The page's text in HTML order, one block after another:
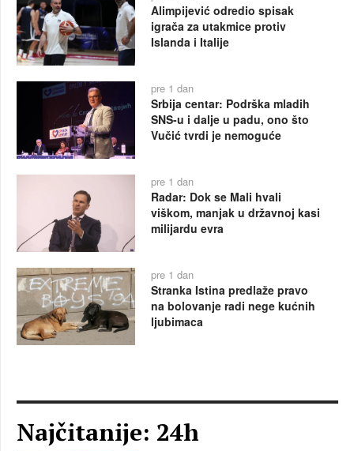
Alimpijević odredio spisak
igrača za utakmice protiv
Islanda i Italije
pre 1 dan
Srbija centar: Podrška mladih
SNS-u i dalje u padu, ono što
Vučić tvrdi je nemoguće
pre 1 dan
Radar: Dok se Mali hvali
viškom, manjak u državnoj kasi
milijardu evra
pre 1 dan
Stranka Istina predlaže pravo
na bolovanje radi nege kućnih
ljubimaca
Najčitanije: 24h